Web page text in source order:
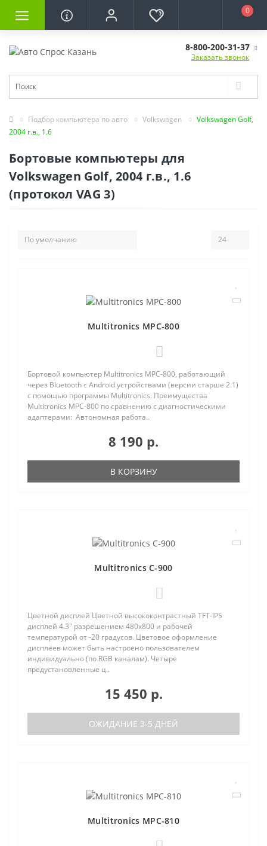
0
8-800-200-31-37
Заказать звонок
Подбор компьютера по авто Volkswagen
Volkswagen Golf,
2004 г.в., 1.6
Бортовые компьютеры для
Volkswagen Golf, 2004 г.в., 1.6
(протокол VAG 3)
Multitronics MPC-800
Бортовой компьютер Multitronics MPC-800, работающий
через Bluetooth с Android устройствами (версии старше 2.1)
с помощью программы Multitronics. Преимущества
Multitronics MPC-800 по сравнению с диагностическими
адаптерами: Автономная работа..
8 190 р.
В КОРЗИНУ
Multitronics C-900
Цветной дисплей Цветной высококонтрастный TFT-IPS
дисплей 4.3" разрешением 480х800 и рабочей
температурой от -20 градусов. Цветовое оформление
дисплеев может быть настроено пользователем
индивидуально (по RGB каналам). Четыре
предустановленные ц..
15 450 р.
ОЖИДАНИЕ 3-5 ДНЕЙ
Multitronics MPC-810